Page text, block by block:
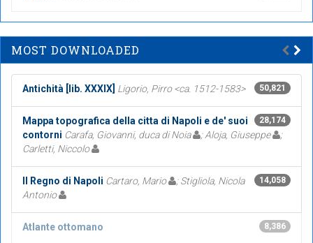
MOST DOWNLOADED
50,821
Antichità [lib. XXXIX] Ligorio, Pirro <ca. 1512-1583>
28,174
Mappa topografica della citta di Napoli e de' suoi
contorni Carafa, Giovanni, duca di Noia ; Aloja, Giuseppe
;
Carletti, Niccolo
14,058
Il Regno di Napoli Cartaro, Mario
; Stigliola, Nicola
Antonio
8,386
Atlante ottomano